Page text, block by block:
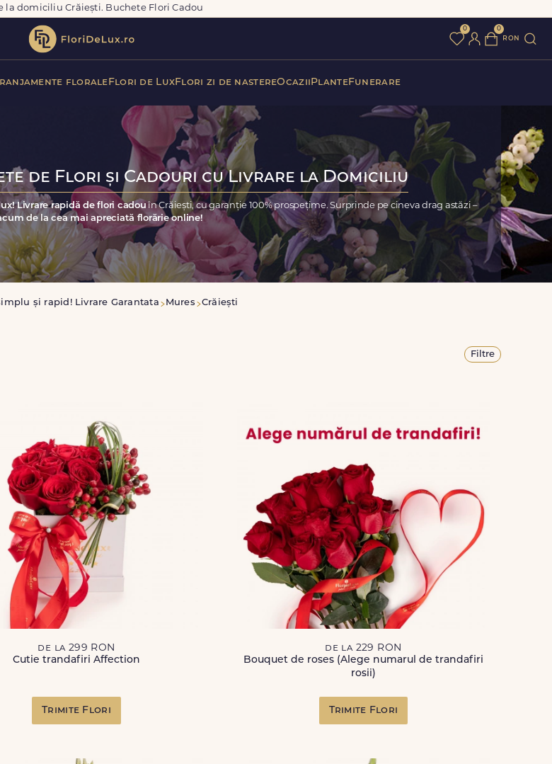
la domiciliu Crăiești. Buchete Flori Cadou
0 0
ron
floraleFlori de LuxFlori zi de nastereOcazii PlanteFunerare
de Flori și Cadouri cu Livrare la Domiciliu
Livrare rapidă de flori cadou în Crăiești, cu garanție 100% prospețime. Surprinde pe cineva drag astăzi –
de la cea mai apreciată florărie online!
și rapid! Livrare Garantata Mures Crăiești
Filtre
de la 299 RON
Cutie trandafiri Affection
Trimite Flori
de la 229 RON
Bouquet de roses (Alege numarul de trandafiri
rosii)
Trimite Flori